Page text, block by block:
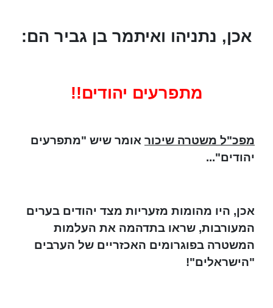
אכן, נתניהו ואיתמר בן גביר הם:
מתפרעים יהודים!!
מפכ"ל משטרה שיכור אומר שיש "מתפרעים
יהודים"...
אכן, היו מהומות מזעריות מצד יהודים בערים
המעורבות, שראו בתדהמה את העלמות
המשטרה בפוגרומים האכזריים של הערבים
"הישראלים"!